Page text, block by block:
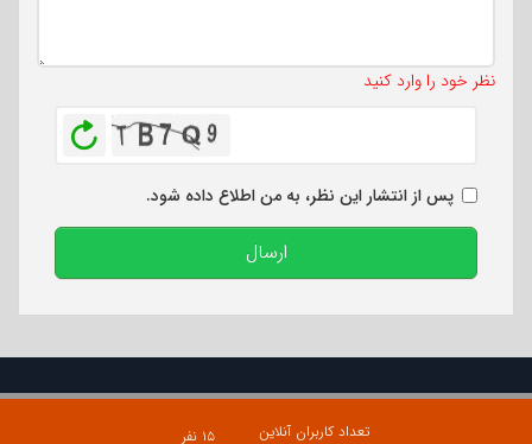
نظر خود را وارد کنید
پس از انتشار این نظر، به من اطلاع داده شود.
ارسال
تعداد کاربران آنلاین ۱۵ نفر